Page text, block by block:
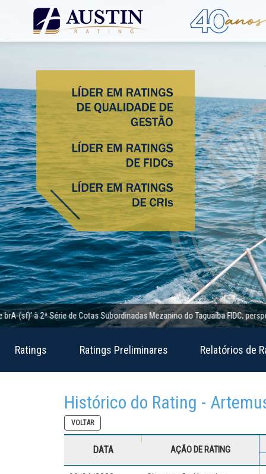
2ª Série de Cotas Subordinadas Mezanino do Taguaíba FIDC; perspectiva
Ratings Ratings Preliminares Relatórios de
Histórico do Rating -
VOLTAR
DATA AÇÃO DE RATING